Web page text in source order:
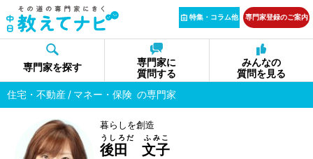
特集・コラム他 専門家登録のご案内
専門家を探す
専門家に
質問する
みんなの
質問を見る
住宅・不動産
マネー・保険 の専門家
暮らしを創造
後田 文子
うしろだ ふみこ